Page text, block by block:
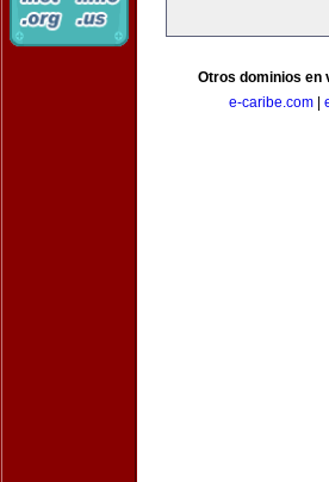
Otros dominios en
e-caribe.com|